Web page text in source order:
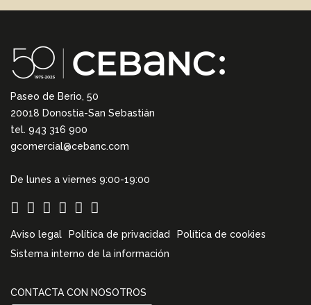
Paseo de Berio, 50
20018 Donostia-San Sebastián
tel. 943 316 900
gcomercial@cebanc.com
De lunes a viernes 9:00-19:00
Aviso legal Política de privacidad
Política de cookies
Sistema interno de la información
CONTACTA CON NOSOTROS